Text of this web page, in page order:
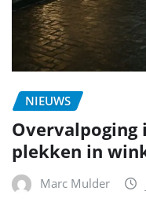
NIEUWS
Overvalpoging
plekken in
Marc Mulder